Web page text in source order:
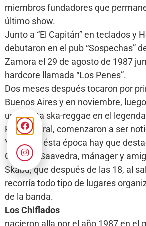
miembros fundadores que
último show.
Junto a “El Capitán” en teclados y
debutaron en el pub “Sospechas”
Zamora el 29 de agosto de 1987
hardcore llamada “Los Penes”.
Dos meses después tocaron por
Buenos Aires y en noviembre,
una fiesta ska-reggae en el
Parakultural, comenzaron a ser
Ya desde ésta época hay que
Gustavo Saavedra, mánager y
Skabú, que después de las 18, al
recorría todo tipo de lugares
de la banda.
Los Chiflados
nacieron alla por el año 1987 en el